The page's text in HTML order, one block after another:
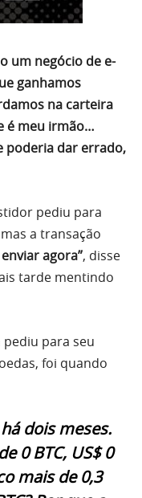
um negócio de e-
ganhamos
na carteira
é meu irmão…
poderia dar errado,
pediu para
a transação
agora”, disse
tarde mentindo
para seu
foi quando
dois meses.
0 BTC, US$ 0
mais de 0,3